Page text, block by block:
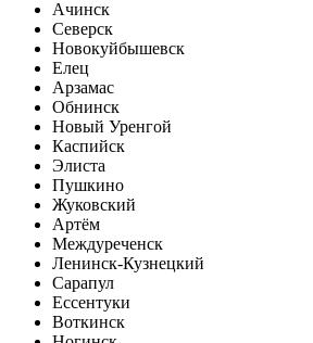
Ачинск
Северск
Новокуйбышевск
Елец
Арзамас
Обнинск
Новый Уренгой
Каспийск
Элиста
Пушкино
Жуковский
Артём
Междуреченск
Ленинск-Кузнецкий
Сарапул
Ессентуки
Воткинск